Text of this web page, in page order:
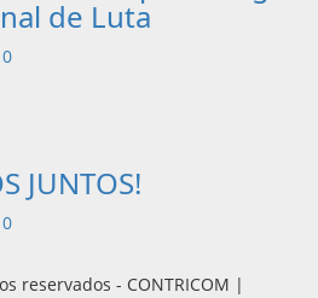
de Luta
0
JUNTOS!
0
reservados - CONTRICOM |